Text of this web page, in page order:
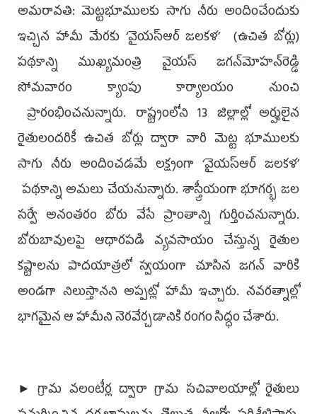
అమరావతి: మెట్టభూములకు సాగు నీరు అందించేందుకు
ఇచ్చిన హామీ మేరకు ‘వైయ‌స్ఆర్‌ జలకళ’ (ఉచిత బోర్లు)
పథకాన్ని ముఖ్యమంత్రి వైయ‌స్‌ జగన్‌మోహన్‌రెడ్డి
సోమవారం క్యాంపు కార్యాలయం నుంచి
ప్రారంభించనున్నారు. రాష్ట్రంలోని 13 జిల్లాల్లో అర్హులైన
రైతులందరికీ ఉచిత బోర్లు ద్వారా వారి మెట్ట భూములకు
సాగు నీరు అందించడమే లక్ష్యంగా ‘వైయ‌స్ఆర్‌ జలకళ’
పథకాన్ని అమలు చేయనున్నారు. శాస్త్రీయంగా భూగర్భ జల
సర్వే అనంతరం బోరు వేసే ప్రాంతాన్ని గుర్తించనున్నారు.
బోరుబావులపై ఆధారపడి వ్యవసాయం చేస్తున్న రైతుల
కష్టాలను పాదయాత్రలో స్వయంగా చూసిన జగన్‌ వారికి
అండగా నిలుస్తానని అప్పట్లో హామీ ఇచ్చారు. నవరత్నాల్లో
భాగమైన ఆ హామీని నెరవేర్చడానికి రంగం సిద్ధం చేశారు.
► గ్రామ వలంటీర్ల ద్వారా గ్రామ సచివాలయాల్లో రైతులు